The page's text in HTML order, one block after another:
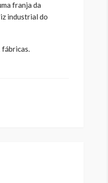
franja da
industrial do
fábricas.